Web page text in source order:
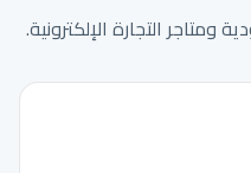
ومتاجر التجارة الإلكترونية.